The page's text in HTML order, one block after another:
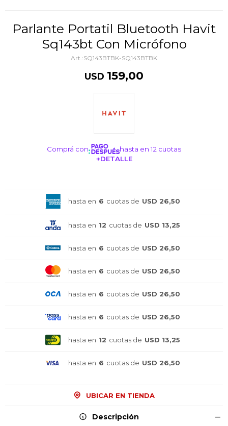
Parlante Portatil Bluetooth Havit
Sq143bt Con Micrófono
SQ143BTBK-SQ143BTBK
USD 159,00
Comprá con
hasta en 12 cuotas
+DETALLE
hasta en 6 cuotas de USD 26,50
hasta en 12 cuotas de USD 13,25
hasta en 6 cuotas de USD 26,50
hasta en 6 cuotas de USD 26,50
hasta en 6 cuotas de USD 26,50
hasta en 6 cuotas de USD 26,50
hasta en 12 cuotas de USD 13,25
hasta en 6 cuotas de USD 26,50
UBICAR EN TIENDA
Descripción
¡Sumate a la forma más ágil de
Comprá en 3 cuotas sin recargo o hasta en
¡Sumate a la forma más ágil de
Comprá en 3 cuotas sin recargo o hasta en
¡Sumate a la forma más ágil de
Comprá en 3 cuotas sin recargo o hasta en